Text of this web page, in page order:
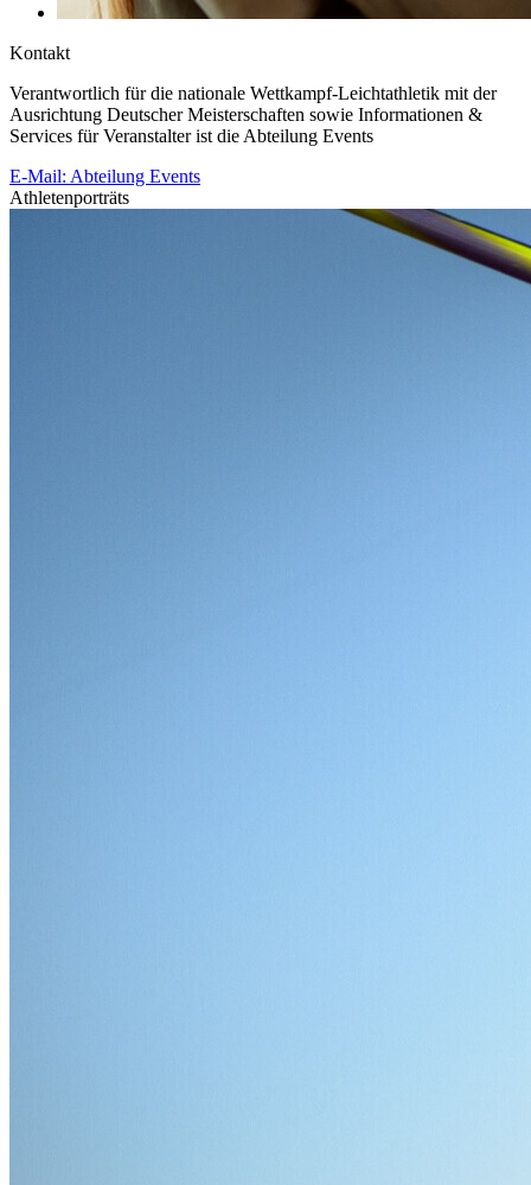
Kontakt
Verantwortlich für die nationale Wettkampf-Leichtathletik mit der
Ausrichtung Deutscher Meisterschaften sowie Informationen &
Services für Veranstalter ist die Abteilung Events
E-Mail: Abteilung Events
Athletenporträts